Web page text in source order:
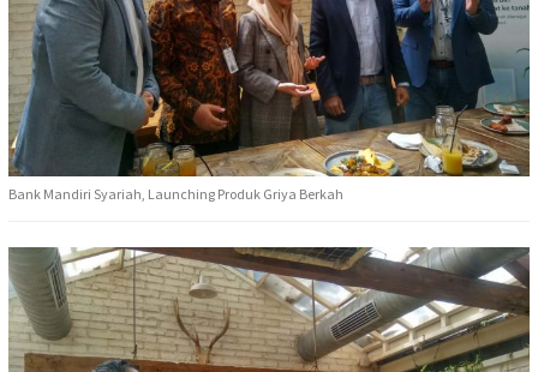
Bank Mandiri Syariah, Launching Produk Griya Berkah